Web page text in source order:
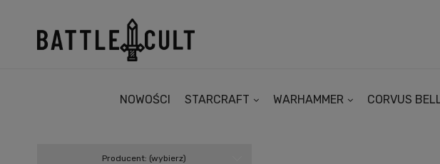
NOWOŚCI STARCRAFT WARHAMMER CORVUS
Producent: (wybierz)